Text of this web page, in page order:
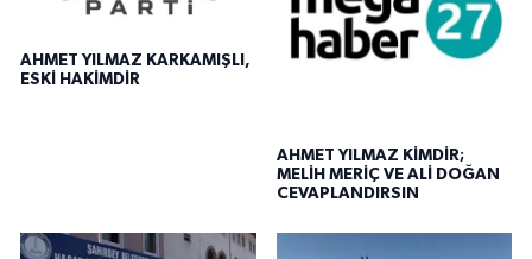
AHMET YILMAZ KARKAMIŞLI,
ESKİ HAKİMDİR
AHMET YILMAZ KİMDİR;
MELİH MERİÇ VE ALİ DOĞAN
CEVAPLANDIRSIN